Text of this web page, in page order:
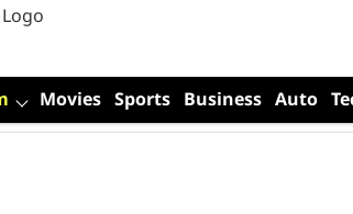
Movies Sports Business Auto